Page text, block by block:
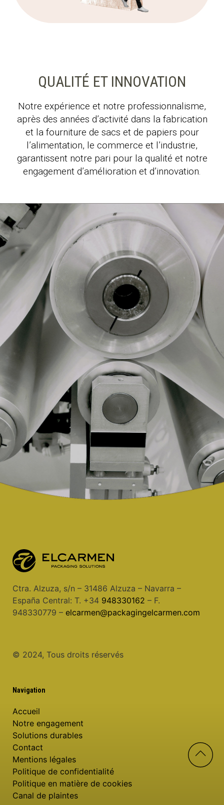
QUALITÉ ET INNOVATION
Notre expérience et notre professionnalisme,
après des années d’activité dans la fabrication
et la fourniture de sacs et de papiers pour
l’alimentation, le commerce et l’industrie,
garantissent notre pari pour la qualité et notre
engagement d’amélioration et d’innovation.
Ctra. Alzuza, s/n – 31486 Alzuza – Navarra –
España Central: T. +34 948330162 – F.
948330779 – elcarmen@packagingelcarmen.com
© 2024, Tous droits réservés
Navigation
Accueil
Notre engagement
Solutions durables
Contact
Mentions légales
Politique de confidentialité
Politique en matière de cookies
Canal de plaintes